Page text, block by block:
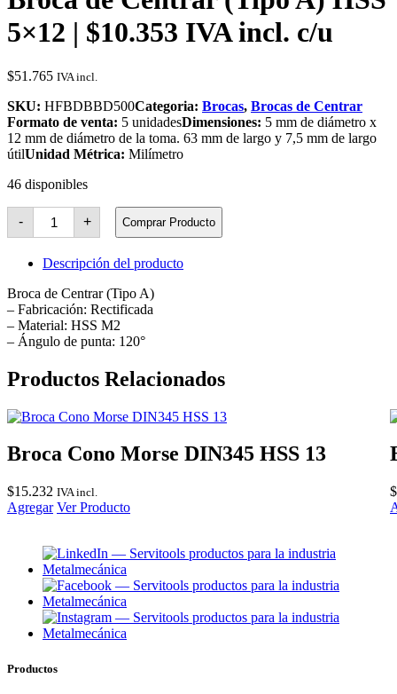
5×12 | $10.353 IVA incl. c/u
$51.765 IVA incl.
SKU: HFBDBBD500Categoria: Brocas, Brocas de Centrar
Formato de venta: 5 unidadesDimensiones: 5 mm de diámetro x
12 mm de diámetro de la toma. 63 mm de largo y 7,5 mm de largo
útilUnidad Métrica: Milímetro
46 disponibles
-
Broca
Centrar
(Tipo
A)
5x12
cantidad
+ Comprar Producto
Descripción del producto
Broca de Centrar (Tipo A)
– Fabricación: Rectificada
– Material: HSS M2
– Ángulo de punta: 120°
Productos Relacionados
Broca Cono Morse DIN345 HSS 13
$15.232 IVA incl.
Agregar Ver Producto
$
Productos